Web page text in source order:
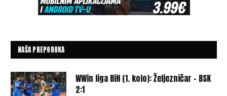
NAŠA PREPORUKA
WWin liga BiH (1. kolo): Željezničar – BSK
2:1